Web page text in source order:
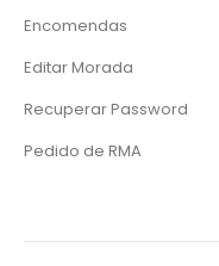
Encomendas
Editar Morada
Recuperar Password
Pedido de RMA